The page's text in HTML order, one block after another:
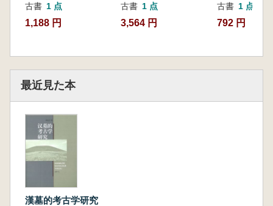
古書 1 点
1,188 円
古書 1 点
3,564 円
古書 1 点
792 円
最近見た本
漢墓的考古学研究